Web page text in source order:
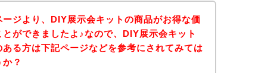
ージより、DIY展示会キットの商品がお得な価
ができましたよ♪なので、DIY展示会キット
る方は下記ページなどを参考にされてみては
？